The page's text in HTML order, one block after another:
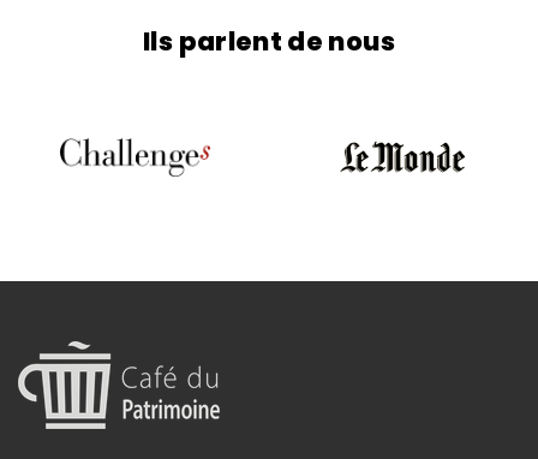
Ils parlent de nous